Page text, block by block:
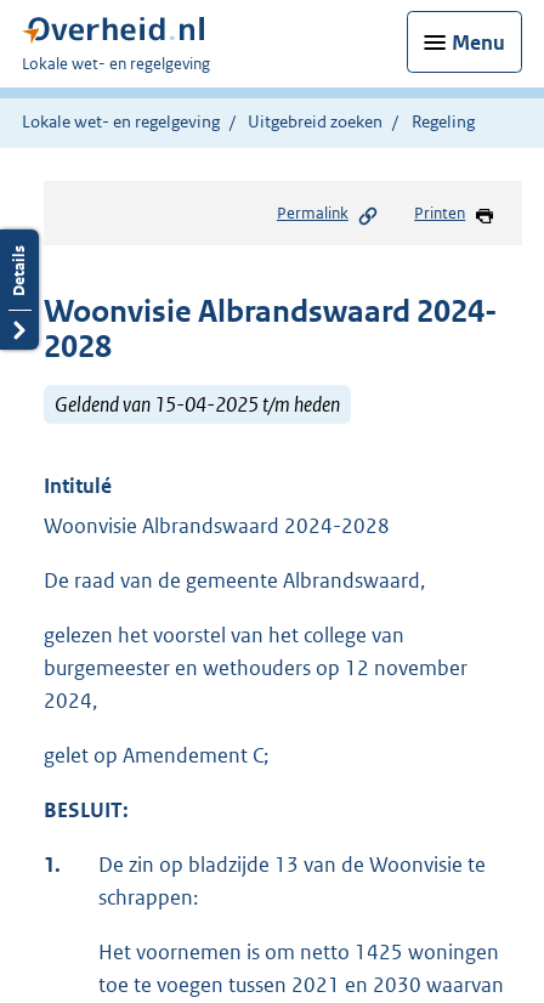
Menu
U
bent
hier:
Lokale wet- en regelgeving
Lokale wet- en regelgeving Uitgebreid zoeken Regeling
Permalink Printen
Woonvisie Albrandswaard 2024-
2028
Geldend van 15-04-2025 t/m heden
Intitulé
Woonvisie Albrandswaard 2024-2028
De raad van de gemeente Albrandswaard,
gelezen het voorstel van het college van
burgemeester en wethouders op 12 november
2024,
gelet op Amendement C;
BESLUIT:
1.
De zin op bladzijde 13 van de Woonvisie te
schrappen:
Het voornemen is om netto 1425 woningen
toe te voegen tussen 2021 en 2030 waarvan